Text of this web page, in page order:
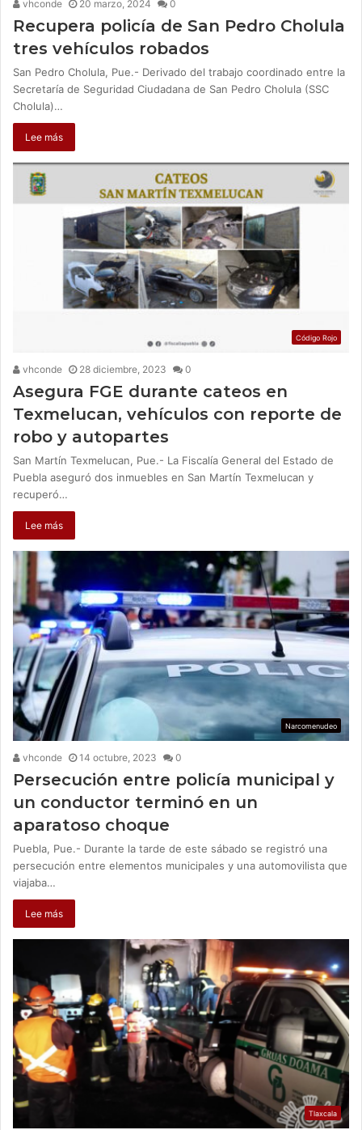
vhconde 20 marzo, 2024 0
Recupera policía de San Pedro Cholula
tres vehículos robados
San Pedro Cholula, Pue.- Derivado del trabajo coordinado entre la
Secretaría de Seguridad Ciudadana de San Pedro Cholula (SSC
Cholula)…
Lee más
Código Rojo
vhconde 28 diciembre, 2023 0
Asegura FGE durante cateos en
Texmelucan, vehículos con reporte de
robo y autopartes
San Martín Texmelucan, Pue.- La Fiscalía General del Estado de
Puebla aseguró dos inmuebles en San Martín Texmelucan y
recuperó…
Lee más
Narcomenudeo
vhconde 14 octubre, 2023 0
Persecución entre policía municipal y
un conductor terminó en un
aparatoso choque
Puebla, Pue.- Durante la tarde de este sábado se registró una
persecución entre elementos municipales y una automovilista que
viajaba…
Lee más
Tlaxcala